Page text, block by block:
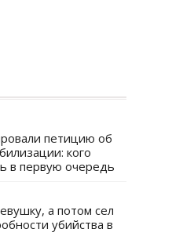
петицию об
кого
в первую очередь
а потом сел
убийства в